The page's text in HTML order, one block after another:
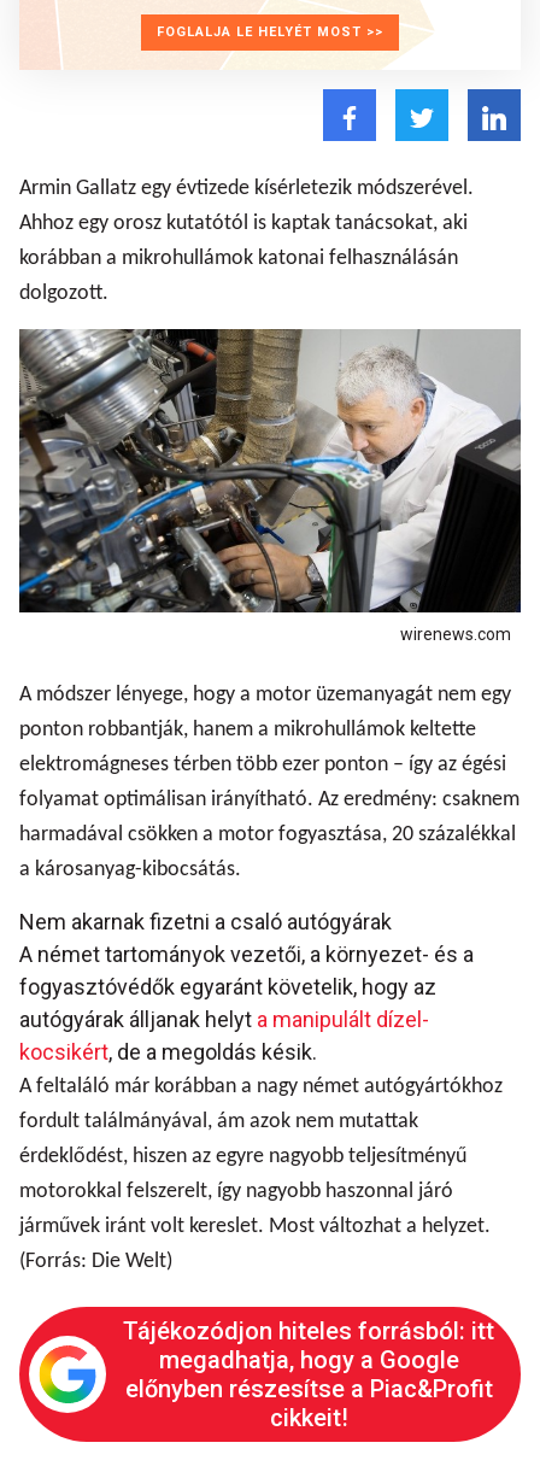
FOGLALJA LE HELYÉT MOST >>
Armin Gallatz egy évtizede kísérletezik módszerével.
Ahhoz egy orosz kutatótól is kaptak tanácsokat, aki
korábban a mikrohullámok katonai felhasználásán
dolgozott.
wirenews.com
A módszer lényege, hogy a motor üzemanyagát nem egy
ponton robbantják, hanem a mikrohullámok keltette
elektromágneses térben több ezer ponton – így az égési
folyamat optimálisan irányítható. Az eredmény: csaknem
harmadával csökken a motor fogyasztása, 20 százalékkal
a károsanyag-kibocsátás.
Nem akarnak fizetni a csaló autógyárak
A német tartományok vezetői, a környezet- és a
fogyasztóvédők egyaránt követelik, hogy az
autógyárak álljanak helyt a manipulált dízel-
kocsikért, de a megoldás késik.
A feltaláló már korábban a nagy német autógyártókhoz
fordult találmányával, ám azok nem mutattak
érdeklődést, hiszen az egyre nagyobb teljesítményű
motorokkal felszerelt, így nagyobb haszonnal járó
járművek iránt volt kereslet. Most változhat a helyzet.
(Forrás: Die Welt)
Tájékozódjon hiteles forrásból: itt
megadhatja, hogy a Google
előnyben részesítse a Piac&Profit
cikkeit!